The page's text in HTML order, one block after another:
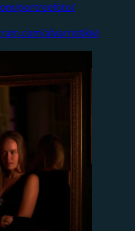
portreefoto/
alvarristikivi